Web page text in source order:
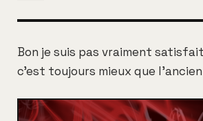
Bon je suis pas vraiment
c'est toujours mieux que